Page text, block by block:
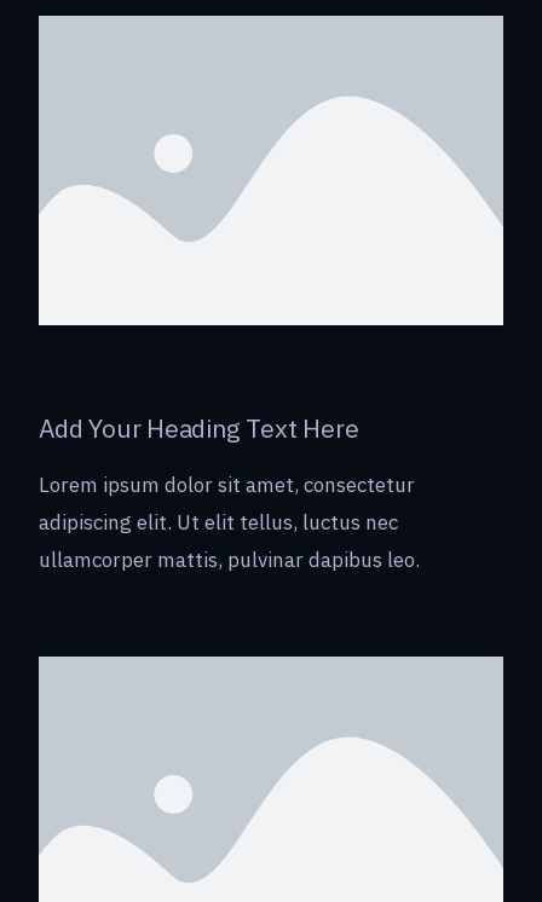
Add Your Heading Text Here
Lorem ipsum dolor sit amet, consectetur
adipiscing elit. Ut elit tellus, luctus nec
ullamcorper mattis, pulvinar dapibus leo.